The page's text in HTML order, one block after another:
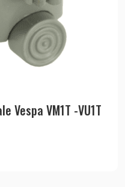
Vespa VM1T -VU1T